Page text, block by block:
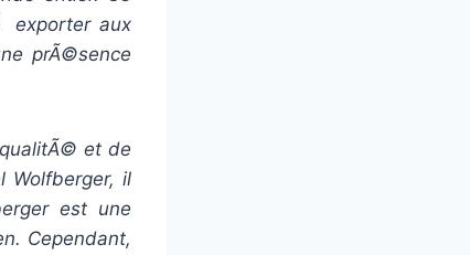
exporter aux
prÃ©sence
et de
Wolfberger, il
est une
Cependant,